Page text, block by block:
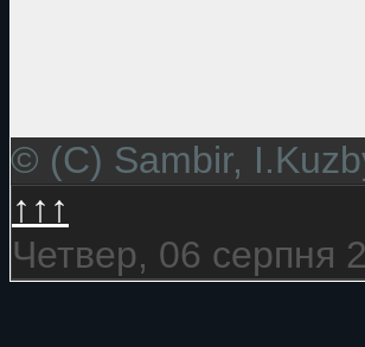
© (C) Sambir,
↑↑↑
Четвер, 06 серпня